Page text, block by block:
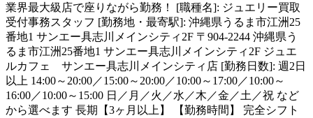
業界最大級店で座りながら勤務！ [職種名]: ジュエリー買取
受付事務スタッフ [勤務地・最寄駅]: 沖縄県うるま市江洲25
番地1 サンエー具志川メインシティ2F 〒904-2244 沖縄県う
るま市江洲25番地1 サンエー具志川メインシティ2F ジュエ
ルカフェ サンエー具志川メインシティ店 [勤務日数]: 週2日
以上 14:00～20:00／15:00～20:00／10:00～17:00／10:00～
16:00／10:00～15:00 日／月／火／水／木／金／土／祝 など
から選べます 長期【3ヶ月以上】 【勤務時間】 完全シフト